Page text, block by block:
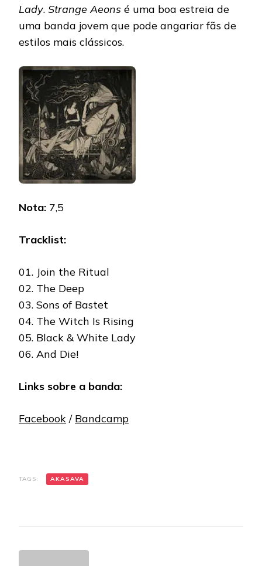
Lady. Strange Aeons é uma boa estreia de
uma banda jovem que pode angariar fãs de
estilos mais clássicos.
Nota: 7,5
Tracklist:
01. Join the Ritual
02. The Deep
03. Sons of Bastet
04. The Witch Is Rising
05. Black & White Lady
06. And Die!
Links sobre a banda:
Facebook / Bandcamp
TAGS: AKASAVA